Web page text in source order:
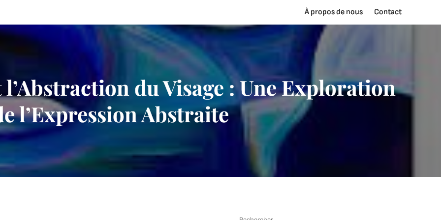
À propos de nous Contact
du Visage : Une Exploration
l’Expression Abstraite